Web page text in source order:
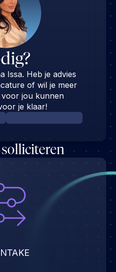
Issa. Heb je advies
of wil je meer
jou kunnen
je klaar!